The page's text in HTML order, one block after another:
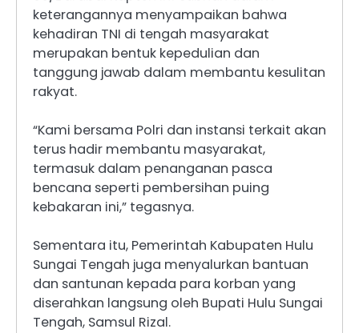
keterangannya menyampaikan bahwa
kehadiran TNI di tengah masyarakat
merupakan bentuk kepedulian dan
tanggung jawab dalam membantu kesulitan
rakyat.
“Kami bersama Polri dan instansi terkait akan
terus hadir membantu masyarakat,
termasuk dalam penanganan pasca
bencana seperti pembersihan puing
kebakaran ini,” tegasnya.
Sementara itu, Pemerintah Kabupaten Hulu
Sungai Tengah juga menyalurkan bantuan
dan santunan kepada para korban yang
diserahkan langsung oleh Bupati Hulu Sungai
Tengah, Samsul Rizal.